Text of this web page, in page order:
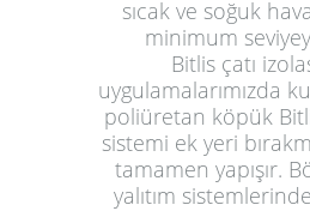
sıcak ve soğuk
minimum
Bitlis çatı
uygulamalarımızda
poliüretan köpük
sistemi ek yeri
tamamen yapışır.
yalıtım